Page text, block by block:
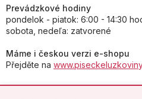
Prevádzkové hodiny
pondelok - piatok: 6:00 - 14:30
sobota, nedeľa: zatvorené
Máme i českou verzi e-shopu
Přejděte na